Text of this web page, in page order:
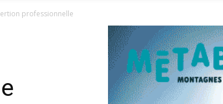
professionnelle